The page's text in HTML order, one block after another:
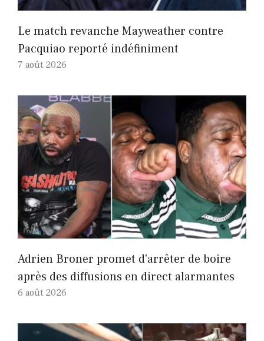
Le match revanche Mayweather contre
Pacquiao reporté indéfiniment
7 août 2026
Adrien Broner promet d'arrêter de boire
après des diffusions en direct alarmantes
6 août 2026